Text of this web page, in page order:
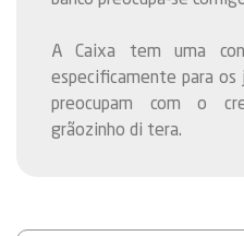
A Caixa tem uma
especificamente para
preocupam com o
grãozinho di tera.